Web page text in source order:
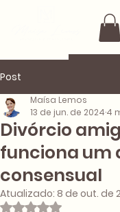
Post
Divórcio
funciona um
consensual
Maísa Lemos
13 de jun. de 2024 4
Atualizado: 8 de out. de
Avaliado com NaN